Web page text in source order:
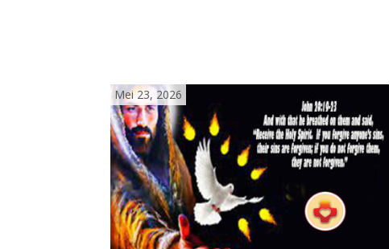
Mei 23, 2026